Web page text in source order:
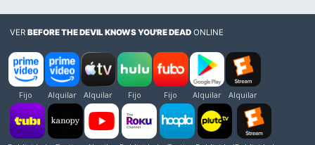
VERBEFORE THE DEVIL KNOWS YOU'RE DEAD ONLINE